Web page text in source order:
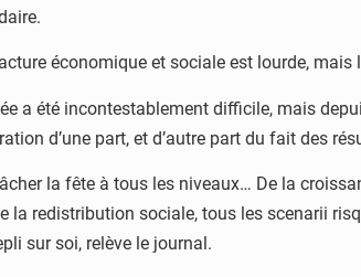
économique et sociale est lourde,
a été incontestablement difficile, mais
d’une part, et d’autre part du fait des
la fête à tous les niveaux… De la
la redistribution sociale, tous les scenarii
sur soi, relève le journal.